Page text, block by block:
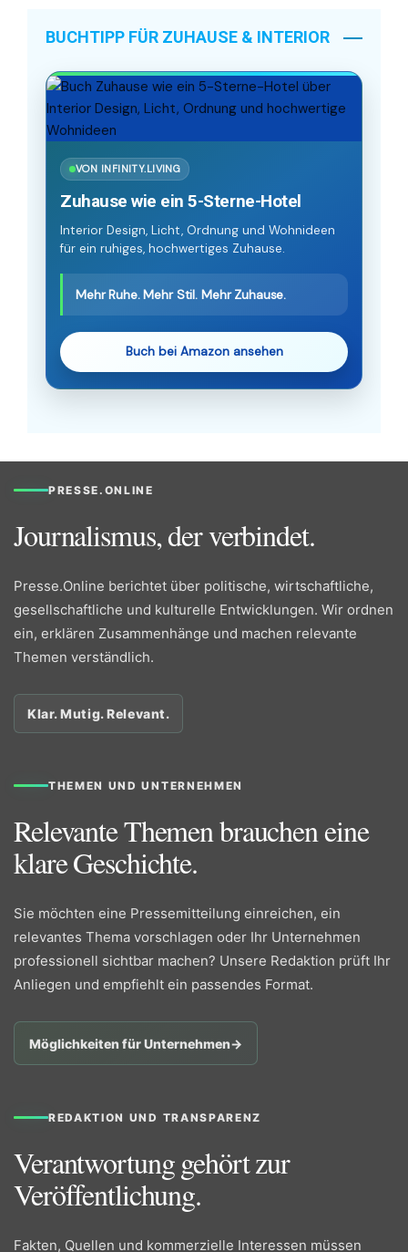
BUCHTIPP FÜR ZUHAUSE & INTERIOR
VON INFINITY.LIVING
Zuhause wie ein 5-Sterne-Hotel
Interior Design, Licht, Ordnung und Wohnideen
für ein ruhiges, hochwertiges Zuhause.
Mehr Ruhe. Mehr Stil. Mehr Zuhause.
Buch bei Amazon ansehen
PRESSE.ONLINE
Journalismus, der verbindet.
Presse.Online berichtet über politische, wirtschaftliche,
gesellschaftliche und kulturelle Entwicklungen. Wir ordnen
ein, erklären Zusammenhänge und machen relevante
Themen verständlich.
Klar. Mutig. Relevant.
THEMEN UND UNTERNEHMEN
Relevante Themen brauchen eine
klare Geschichte.
Sie möchten eine Pressemitteilung einreichen, ein
relevantes Thema vorschlagen oder Ihr Unternehmen
professionell sichtbar machen? Unsere Redaktion prüft Ihr
Anliegen und empfiehlt ein passendes Format.
Möglichkeiten für Unternehmen→
REDAKTION UND TRANSPARENZ
Verantwortung gehört zur
Veröffentlichung.
Fakten, Quellen und kommerzielle Interessen müssen